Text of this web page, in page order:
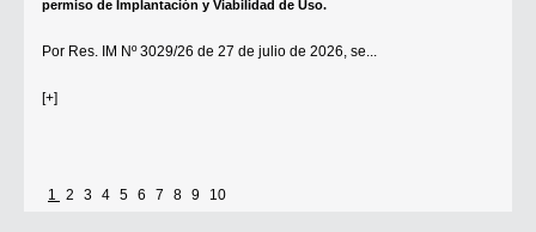
permiso de Implantación y Viabilidad de Uso.
Por Res. IM Nº 3029/26 de 27 de julio de 2026, se...
[+]
1 2 3 4 5 6 7 8 9 10